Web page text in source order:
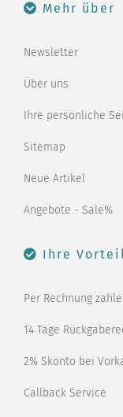
Mehr über
Newsletter
Über uns
Ihre persönliche
Sitemap
Neue Artikel
Angebote - Sale%
Ihre
Per Rechnung
14 Tage
2% Skonto bei
Callback Service